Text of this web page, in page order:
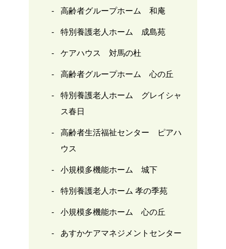
高齢者グループホーム 和庵
特別養護老人ホーム 成島苑
ケアハウス 対馬の杜
高齢者グループホーム 心の丘
特別養護老人ホーム グレイシャ
ス春日
高齢者生活福祉センター ピアハ
ウス
小規模多機能ホーム 城下
特別養護老人ホーム 孝の季苑
小規模多機能ホーム 心の丘
あすかケアマネジメントセンター